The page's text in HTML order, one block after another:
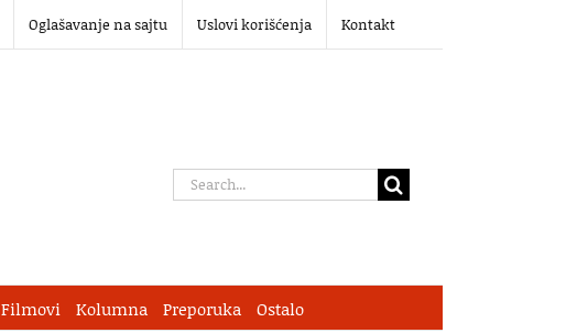
Oglašavanje na sajtu Uslovi korišćenja Kontakt
Search
Filmovi Kolumna Preporuka Ostalo